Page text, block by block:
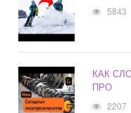
5843
КАК
ПРО
2207